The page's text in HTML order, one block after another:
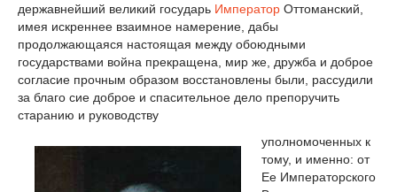
державнейший великий государь Император Оттоманский,
имея искреннее взаимное намерение, дабы
продолжающаяся настоящая между обоюдными
государствами война прекращена, мир же, дружба и доброе
согласие прочным образом восстановлены были, рассудили
за благо сие доброе и спасительное дело препоручить
старанию и руководству
уполномоченных к
тому, и именно: от
Ее Императорского